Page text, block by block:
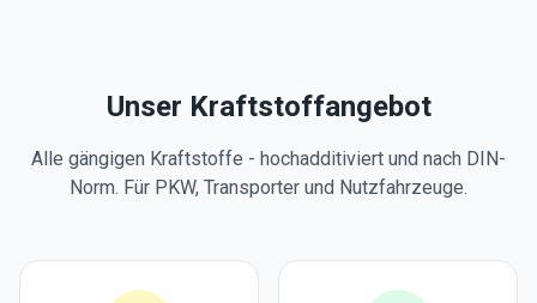
Unser Kraftstoffangebot
Alle gängigen Kraftstoffe - hochadditiviert und nach DIN-
Norm. Für PKW, Transporter und Nutzfahrzeuge.